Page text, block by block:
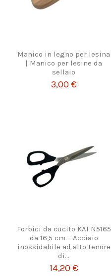
Manico in legno per lesina
| Manico per lesine da
sellaio
3,00 €
Forbici da cucito KAI N5165
da 16,5 cm – Acciaio
inossidabile ad alto tenore
di...
14,20 €